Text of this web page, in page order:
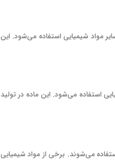
مواد شیمیایی استفاده می‌شود. این
استفاده می‌شود. این ماده در تولید
می‌شوند. برخی از مواد شیمیایی